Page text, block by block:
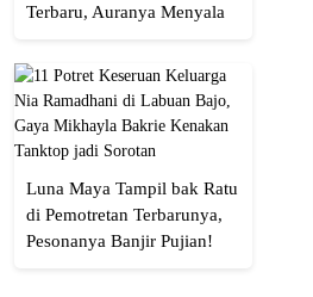
Terbaru, Auranya Menyala
Luna Maya Tampil bak Ratu
di Pemotretan Terbarunya,
Pesonanya Banjir Pujian!